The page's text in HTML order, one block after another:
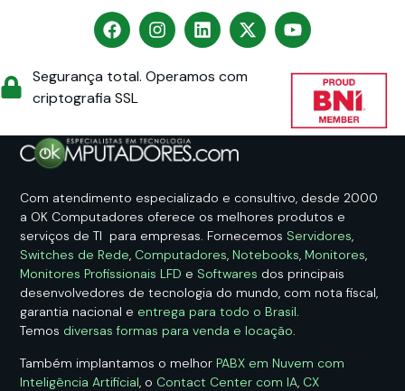
Segurança total. Operamos com
criptografia SSL
Com atendimento especializado e consultivo, desde 2000
a OK Computadores oferece os melhores produtos e
serviços de TI para empresas. Fornecemos Servidores,
Switches de Rede, Computadores, Notebooks, Monitores,
Monitores Profissionais LFD e Softwares dos principais
desenvolvedores de tecnologia do mundo, com nota fiscal,
garantia nacional e entrega para todo o Brasil.
Temos diversas formas para venda e locação.
Também implantamos o melhor PABX em Nuvem com
Inteligência Artificial , o Contact Center com IA CX